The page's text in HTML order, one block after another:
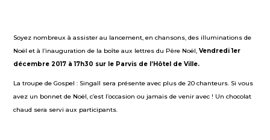
Soyez nombreux à assister au lancement, en chansons, des illuminations de
Noël et à l’inauguration de la boîte aux lettres du Père Noël,Vendredi 1er
décembre 2017 à 17h30 sur le Parvis de l’Hôtel de Ville.
La troupe de Gospel : Singall sera présente avec plus de 20 chanteurs. Si vous
avez un bonnet de Noël, c’est l’occasion ou jamais de venir avec ! Un chocolat
chaud sera servi aux participants.